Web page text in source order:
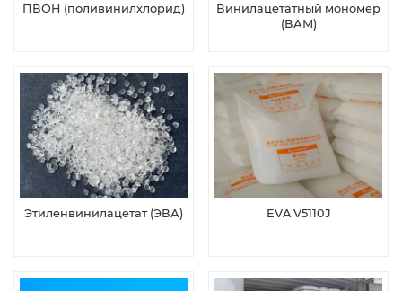
ПВОН (поливинилхлорид)
Винилацетатный мономер
(ВАМ)
Этиленвинилацетат (ЭВА) EVA V5110J